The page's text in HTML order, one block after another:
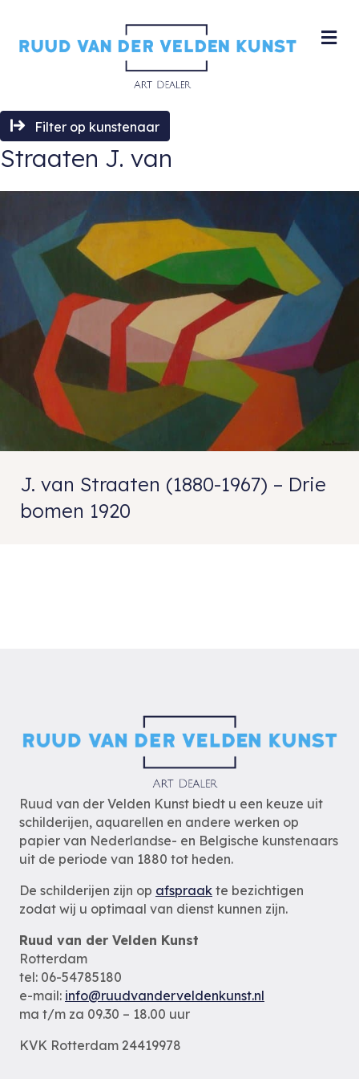
Filter op kunstenaar
Straaten J. van
J. van Straaten (1880-1967) – Drie
bomen 1920
Ruud van der Velden Kunst biedt u een keuze uit
schilderijen, aquarellen en andere werken op
papier van Nederlandse- en Belgische kunstenaars
uit de periode van 1880 tot heden.
De schilderijen zijn op afspraak te bezichtigen
zodat wij u optimaal van dienst kunnen zijn.
Ruud van der Velden Kunst
Rotterdam
tel: 06-54785180
e-mail: info@ruudvanderveldenkunst.nl
ma t/m za 09.30 – 18.00 uur
KVK Rotterdam 24419978